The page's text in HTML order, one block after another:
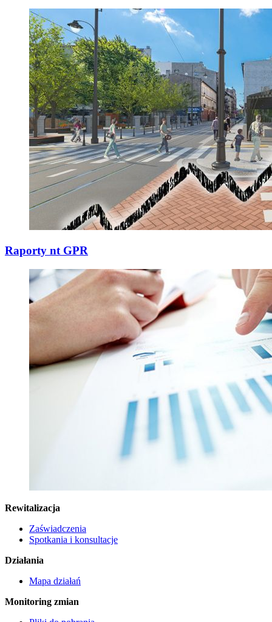
Raporty nt GPR
Rewitalizacja
Zaświadczenia
Spotkania i konsultacje
Działania
Mapa działań
Monitoring zmian